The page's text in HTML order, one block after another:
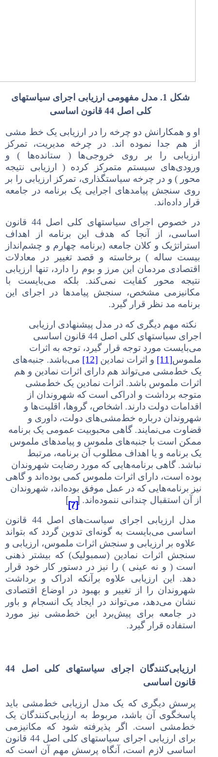
شکل 1. مدل مفهومی ارزیابی اجرای سیاستهای
کلی اصل 44 قانون اساسی
او و همکارانش دو چرخه را در ارزیابی یک خط مشی
از هم جدا نموده اند. در چرخه مدیریت، تمرکز
ارزیابی را بر روی خروجی‌ها ( ستانده‌ها ) و
ورودی‌های سیستم متمرکز کرده ( ارزیابی نتیجه
محور ) و در چرخه سیاستگذاری، تمرکز ارزیابی را بر
روی سنجش پیامدهای اجرایی یک برنامه در جامعه
قرار داده‌اند.
در خصوص اجرای سیاستهای کلی اصل 44 قانون
اساسی، از آنجا که هدف این برنامه از اهداف
استراتژیک و کلان جامعه (برنامه چهارم و چشم‌انداز
بیست ساله ) برخاسته و قصد تغییر
در
معادلات
اقتصادی مردمان این مرز و بوم رادارد، تنها ارزیابی
نتیجه محور کفایت نمی‌کند. بلکه می‌بایست با
مکانیزمی مشخص، سنجش پیامدها در اجرای این
برنامه مد نظر قرار گیرد.
نکته مهم دیگری که در مدل پیشنهادی ارزیابی
اجرای سیاستهای کلی اصل 44 قانون اساسی
می‌بایست مورد توجه قرار گیرد، توجه به اثرات
ملموس[11] و اثرات نمادین [12] می‌باشد. جنبه‌های
یک خط‌مشی می‌تواند هم دارای اثرات نمادین و هم
اثرات ملموس باشد. اثرات نمادین یک خط‌مشی
متوجه برداشت و ادراکی است که شهروندان از
اقدامات دولت دارند. اشخاص، گروها، اقلیت‌ها و
شهروندان درباره خط‌مشی‌های دولت، داوری و
قضاوت می‌نمایند. گاهی محبوبیت عمومی یک برنامه
ممکن است با جنبه‌های ملموس و پیامدهای ملموس
یک برنامه و یا اهداف مطلوب آن برنامه، مرتبط
نباشد. گاهی برنامه‌هایی که مورد رضایت شهروندان
بوده است، دارای اثرات ملموس کمی بوده‌اند و گاهی
نیز برنامه‌هایی که در عمل موفق بوده‌اند، شهروندان
از آن استقبال چندانی ننموده‌اند.
[[7]]
مدل ارزیابی اجرای سیاست‌های اصل 44 قانون
اساسی می‌بایست به گونه‌ای تدوین گردد که بتواند
علاوه بر ارزیابی و سنجش اثرات ملموس، ارزیابی و
سنجش اثرات نمادین (سمبولیک) که بیشتر ذهنی
است ( و نه عینی ) را نیز در دستور کار خود قرار
دهد. این ارزیابی علاوه برآنکه ادراک و برداشت
شهروندان را از تغییر و بهبود در اوضاع اقتصادی
نشان می‌دهد، می‌تواند در ایجاد یک انسجام و باور
در جامعه برای پیش‌برد این خط‌مشی نیز مورد
استفاده قرار گیرد.
ارزیابی‌کنندگان اجرای سیاستهای کلی اصل 44
قانون اساسی
پرسش دیگری که یک مدل ارزیابی خط‌مشی باید
پاسخگوی آن باشد، مربوط به ارزیابی‌کنندگان یک
خط‌مشی است. اگر پذیرفته شود که مکانیزمی
برای ارزیابی اجرای سیاستهای کلی اصل 44 قانون
اساسی لازم است، آنگاه پرسش مهم آن است که